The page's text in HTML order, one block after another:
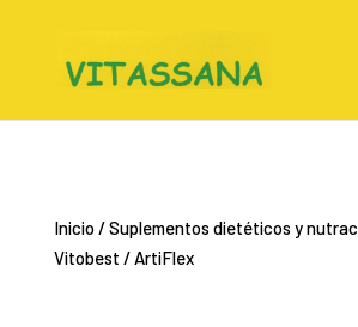
Inicio/Suplementos dietéticos y
Vitobest / ArtiFlex